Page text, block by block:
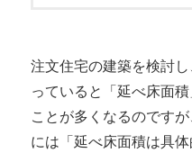
注文住宅の建築を検討
っていると「延べ床面
ことが多くなるのです
には「延べ床面積は具